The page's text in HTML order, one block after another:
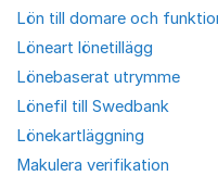
Lön till domare och
Löneart lönetillägg
Lönebaserat utrymme
Lönefil till Swedbank
Lönekartläggning
Makulera verifikation